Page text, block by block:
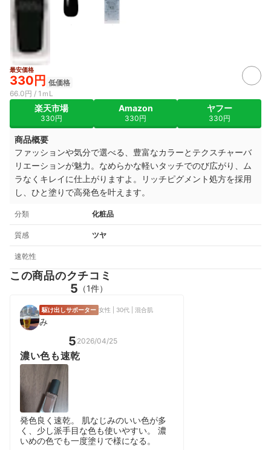
最安価格
330円 低価格
66.0円 / 1ｍL
楽天市場
330円
Amazon
330円
ヤフー
330円
商品概要
ファッションや気分で選べる、豊富なカラーとテクスチャーバ
リエーションが魅力。なめらかな軽いタッチでのび広がり、ム
ラなくキレイに仕上がりますよ。リッチピグメント処方を採用
し、ひと塗りで高発色を叶えます。
分類 化粧品
質感 ツヤ
速乾性
この商品のクチコミ
5 （1件）
駆け出しサポーター 女性 | 30代 | 混合肌
み
5 2026/04/25
濃い色も速乾
発色良く速乾。 肌なじみのいい色が多
く、少し派手目な色も使いやすい。 濃
いめの色でも一度塗りで様になる。